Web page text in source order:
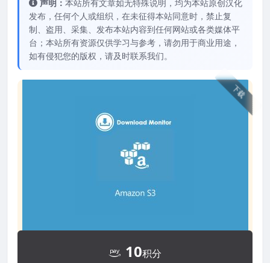
声明： 本站所有文章如无特殊说明，均为本站原创汉化
发布，任何个人或组织，在未征得本站同意时，禁止复
制、盗用、采集、发布本站内容到任何网站或各类媒体平
台；本站所有资源仅供学习与参考，请勿用于商业用途，
如有侵犯您的版权，请及时联系我们。
下载
10积分